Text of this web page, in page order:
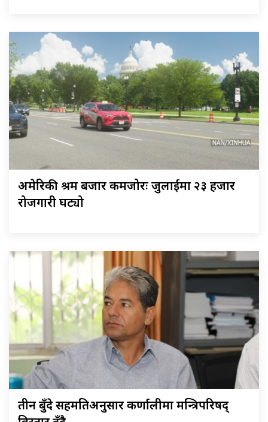
अमेरिकी श्रम बजार कमजोरः जुलाईमा २३ हजार
रोजगारी घट्यो
तीन बुँदे सहमतिअनुसार कर्णालीमा मन्त्रिपरिषद्